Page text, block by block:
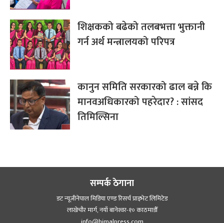
शिक्षकको बढेको तलबभत्ता भुक्तानी
गर्न अर्थ मन्त्रालयको परिपत्र
कानुन समिति सरकारको ढाल बन्ने कि
मानवअधिकारको पहरेदार? : सांसद
तिमिल्सिना
सम्पर्क ठेगाना
डट न्यूजीनेपाल मिडिया एण्ड रिसर्च प्राइभेट लिमिटेड
लाखेचौर मार्ग, नयाँ बानेश्‍वर-१० काठमाडौँ